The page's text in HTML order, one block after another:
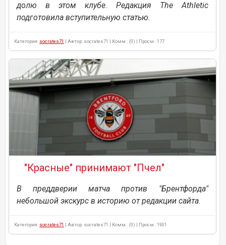
долю в этом клубе. Редакция The Athletic
подготовила вступительную статью.
Категория: socrates71 | Автор: socrates71 | Комм.: (0) | Просм.: 177
"Красные" принимают "Пчел"
В преддверии матча против "Брентфорда"
небольшой экскурс в историю от редакции сайта.
Категория: socrates71 | Автор: socrates71 | Комм.: (0) | Просм.: 1901